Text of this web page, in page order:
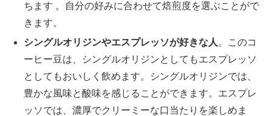
ちます 。自分の好みに合わせて焙煎度を選ぶことがで
きます。
シングルオリジンやエスプレッソが好きな人 。このコ
ーヒー豆は、シングルオリジンとしてもエスプレッソ
としてもおいしく飲めます。シングルオリジンでは、
豊かな風味と酸味を感じることができます。エスプレ
ッソでは、濃厚でクリーミーな口当たりを楽しめま